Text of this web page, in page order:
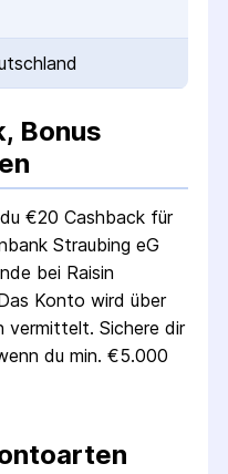
Bonus
€20 Cashback für
Straubing eG
bei Raisin
Konto wird über
vermittelt. Sichere dir
du min. €5.000